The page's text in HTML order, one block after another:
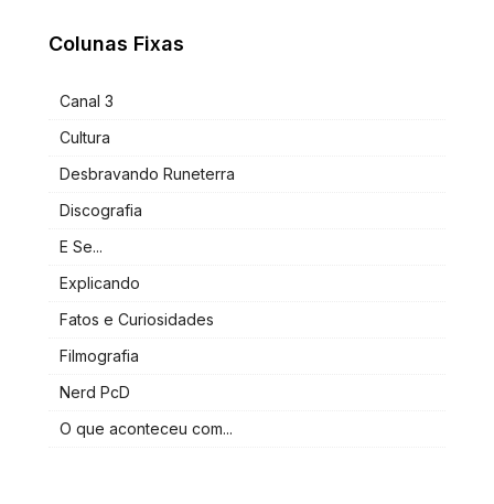
Colunas Fixas
Canal 3
Cultura
Desbravando Runeterra
Discografia
E Se...
Explicando
Fatos e Curiosidades
Filmografia
Nerd PcD
O que aconteceu com...